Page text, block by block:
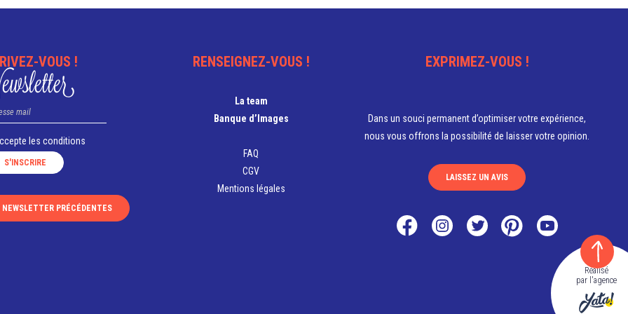
VOUS !
lesconditions
NEWSLETTER PRÉCÉDENTES
RENSEIGNEZ-VOUS !
La team
Banque d’Images
FAQ
CGV
Mentions légales
EXPRIMEZ-VOUS !
Dans un souci permanent d’optimiser votre expérience,
nous vous offrons la possibilité de laisser votre opinion.
LAISSEZ UN AVIS
Réalisé
par l'agence